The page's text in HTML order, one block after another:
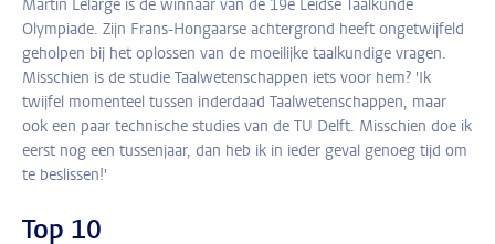
Martin Lelarge is de winnaar van de 19e Leidse Taalkunde
Olympiade. Zijn Frans-Hongaarse achtergrond heeft ongetwijfeld
geholpen bij het oplossen van de moeilijke taalkundige vragen.
Misschien is de studie Taalwetenschappen iets voor hem? 'Ik
twijfel momenteel tussen inderdaad Taalwetenschappen, maar
ook een paar technische studies van de TU Delft. Misschien doe ik
eerst nog een tussenjaar, dan heb ik in ieder geval genoeg tijd om
te beslissen!'
Top 10